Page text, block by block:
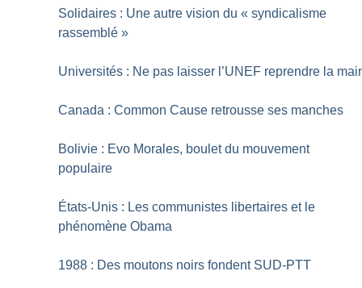
Solidaires : Une autre vision du « syndicalisme
rassemblé »
Universités : Ne pas laisser l’UNEF reprendre la
Canada : Common Cause retrousse ses manches
Bolivie : Evo Morales, boulet du mouvement
populaire
États-Unis : Les communistes libertaires et le
phénomène Obama
1988 : Des moutons noirs fondent SUD-PTT